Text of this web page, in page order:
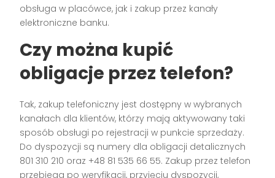
obsługa w placówce, jak i zakup przez kanały
elektroniczne banku.
Czy można kupić
obligacje przez telefon?
Tak, zakup telefoniczny jest dostępny w wybranych
kanałach dla klientów, którzy mają aktywowany taki
sposób obsługi po rejestracji w punkcie sprzedaży.
Do dyspozycji są numery dla obligacji detalicznych
801 310 210 oraz +48 81 535 66 55. Zakup przez telefon
przebiega po weryfikacji, przyjęciu dyspozycji,